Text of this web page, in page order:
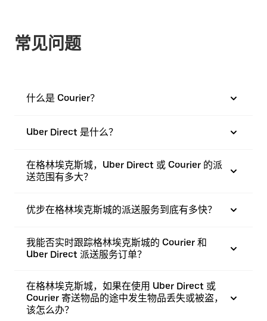
常见问题
什么是 Courier？
Uber Direct 是什么？
在格林埃克斯城，Uber Direct 或 Courier 的派
送范围有多大？
优步在格林埃克斯城的派送服务到底有多快？
我能否实时跟踪格林埃克斯城的 Courier 和
Uber Direct 派送服务订单？
在格林埃克斯城，如果在使用 Uber Direct 或
Courier 寄送物品的途中发生物品丢失或被盗，
该怎么办？